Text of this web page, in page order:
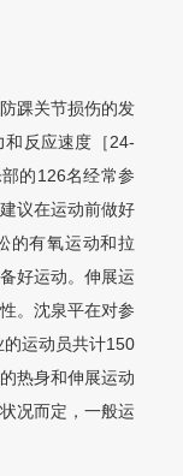
踝关节损伤的发
和反应速度［24-
的126名经常参
议在运动前做好
的有氧运动和拉
好运动。伸展运
。沈泉平在对参
运动员共计150
热身和伸展运动
况而定，一般运